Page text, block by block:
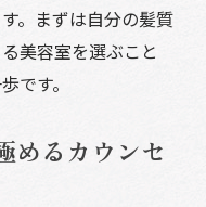
。まずは自分の髪質
美容室を選ぶこと
です。
めるカウンセ